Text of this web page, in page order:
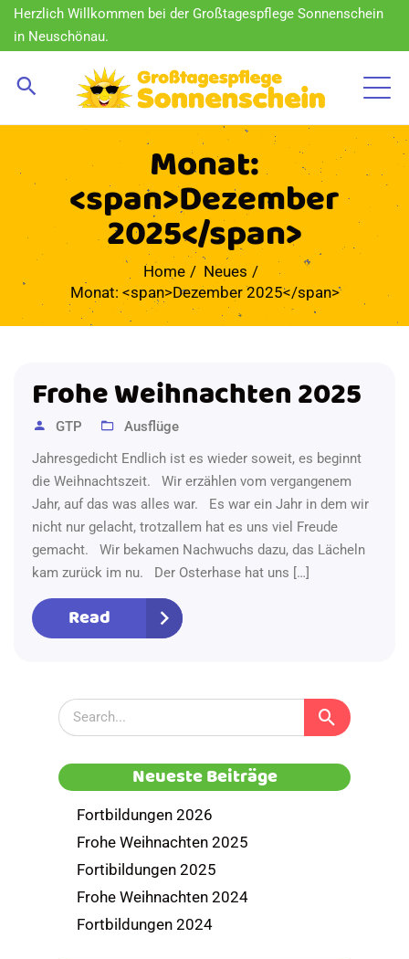
Herzlich Willkommen bei der Großtagespflege Sonnenschein
in Neuschönau.
Monat:
<span>Dezember
2025</span>
Home
Neues
Monat: <span>Dezember 2025</span>
Frohe Weihnachten 2025
GTP
Ausflüge
Jahresgedicht Endlich ist es wieder soweit, es beginnt
die Weihnachtszeit. Wir erzählen vom vergangenem
Jahr, auf das was alles war. Es war ein Jahr in dem wir
nicht nur gelacht, trotzallem hat es uns viel Freude
gemacht. Wir bekamen Nachwuchs dazu, das Lächeln
kam zurück im nu. Der Osterhase hat uns […]
Read
Neueste Beiträge
Fortbildungen 2026
Frohe Weihnachten 2025
Fortibildungen 2025
Frohe Weihnachten 2024
Fortbildungen 2024